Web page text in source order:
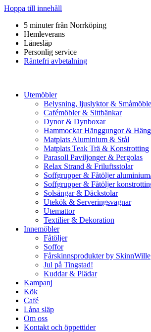
Hoppa till innehåll
5 minuter från Norrköping
Hemleverans
Lånesläp
Personlig service
Räntefri avbetalning
Utemöbler
Belysning, ljuslyktor &
Cafémöbler & Sittbänkar
Dynor & Dynboxar
Hammockar Hänggungor &
Matplats Aluminium & Stål
Matplats Teak Trä & Konstrotting
Parasoll Paviljonger & Pergolas
Relax Strand & Friluftsstolar
Soffgrupper & Fåtöljer
Soffgrupper & Fåtöljer
Solsängar & Däckstolar
Utekök & Serveringsvagnar
Utemattor
Textilier & Dekoration
Innemöbler
Fåtöljer
Soffor
Fårskinnsprodukter by SkinnWille
Jul på Tingstad!
Kuddar & Plädar
Kampanj
Kök
Café
Låna släp
Om oss
Kontakt och öppettider